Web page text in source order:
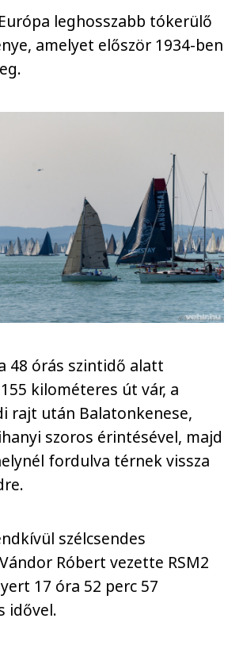
leghosszabb tókerülő
amelyet először 1934-ben
48 órás szintidő alatt
kilométeres út vár, a
rajt után Balatonkenese,
szoros érintésével, majd
fordulva térnek vissza
szélcsendes
Róbert vezette RSM2
17 óra 52 perc 57
idővel.